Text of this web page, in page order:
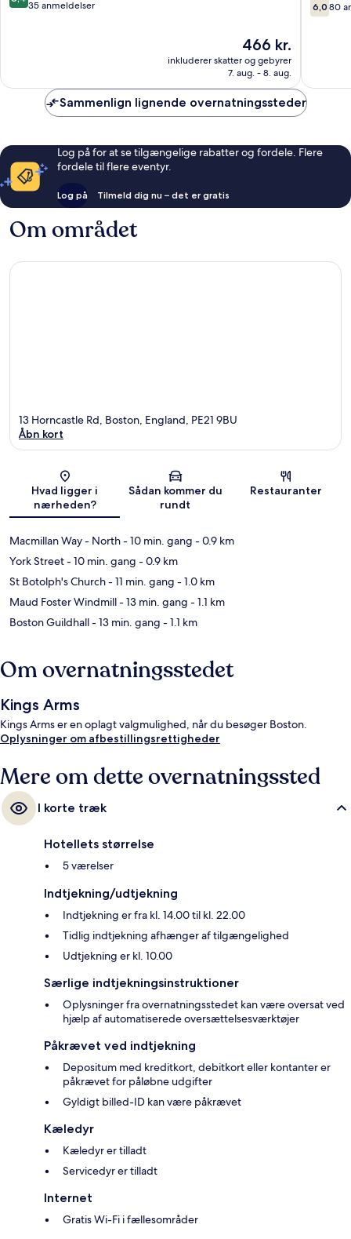
ud 35 anmeldelser
Prisen
466 kr.
466 kr.
inkluderer skatter og gebyrer
7. aug. - 8. aug.
6.0
ud
6,0 80
Sammenlign lignende overnatningssteder
Log på for at se tilgængelige rabatter og fordele. Flere
fordele til flere eventyr.
Log på Tilmeld dig nu – det er gratis
Om området
Kort
13 Horncastle Rd, Boston, England, PE21 9BU
Åbn kort
Hvad ligger i
nærheden?
Sådan kommer du
rundt
Restauranter
Macmillan Way - North- 10 min. gang - 0.9 km
York Street- 10 min. gang - 0.9 km
St Botolph's Church- 11 min. gang - 1.0 km
Maud Foster Windmill- 13 min. gang - 1.1 km
Boston Guildhall- 13 min. gang - 1.1 km
Om overnatningsstedet
Kings Arms
Kings Arms er en oplagt valgmulighed, når du besøger Boston.
Oplysninger om afbestillingsrettigheder
Mere om dette overnatningssted
I korte træk
Hotellets størrelse
5 værelser
Indtjekning/udtjekning
Indtjekning er fra kl. 14.00 til kl. 22.00
Tidlig indtjekning afhænger af tilgængelighed
Udtjekning er kl. 10.00
Særlige indtjekningsinstruktioner
Oplysninger fra overnatningsstedet kan være oversat ved
hjælp af automatiserede oversættelsesværktøjer
Påkrævet ved indtjekning
Depositum med kreditkort, debitkort eller kontanter er
påkrævet for påløbne udgifter
Gyldigt billed-ID kan være påkrævet
Kæledyr
Kæledyr er tilladt
Servicedyr er tilladt
Internet
Gratis Wi-Fi i fællesområder